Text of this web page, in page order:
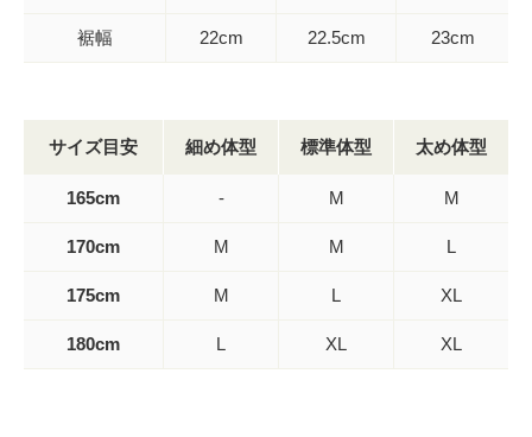
裾幅 22cm 22.5cm 23cm
サイズ目安 細め体型 標準体型 太め体型
165cm - M M
170cm M M L
175cm M L XL
180cm L XL XL